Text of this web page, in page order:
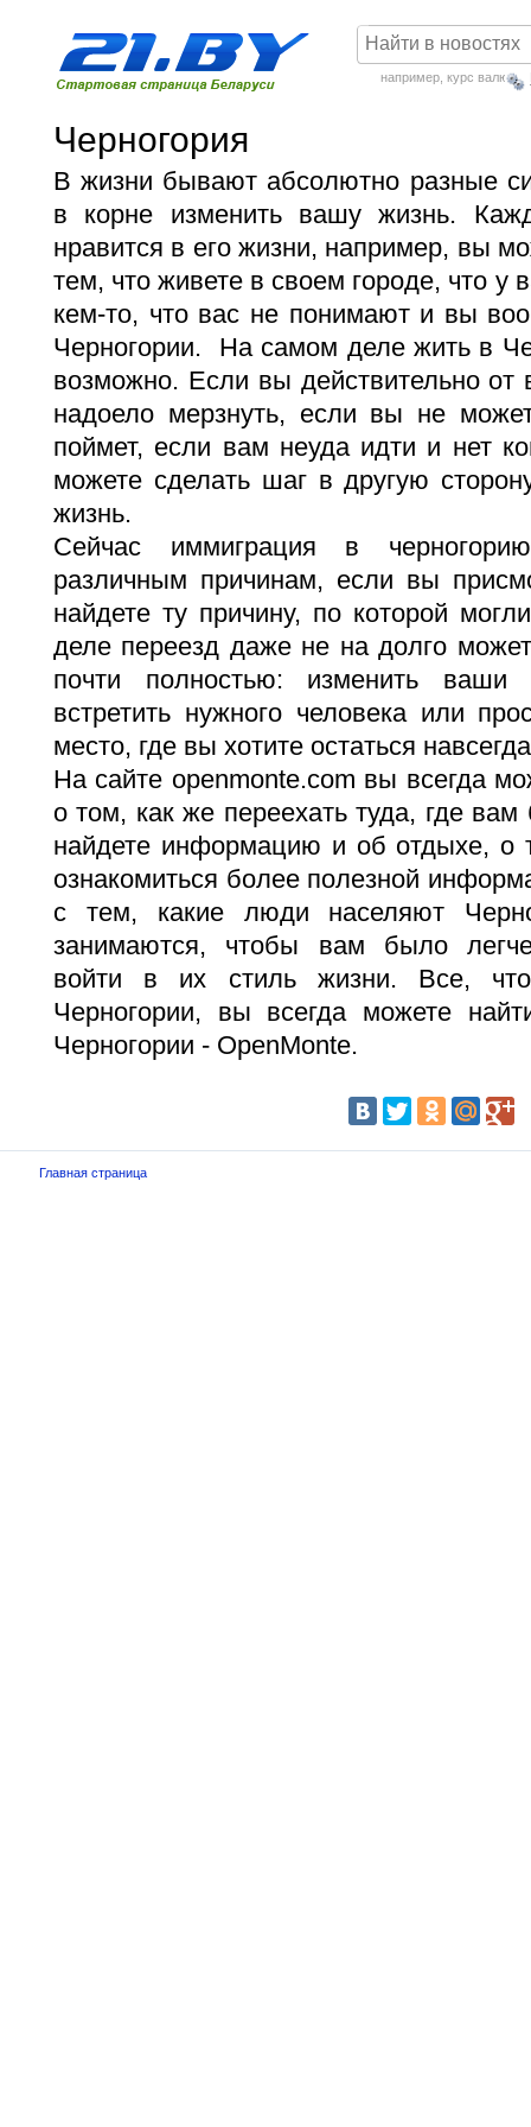
например, курс валют
Черногория
В жизни бывают абсолютно разные
в корне изменить вашу жизнь.
нравится в его жизни, например, вы
тем, что живете в своем городе, что у
кем-то, что вас не понимают и вы
Черногории. На самом деле жить в
возможно. Если вы действительно от
надоело мерзнуть, если вы не
поймет, если вам неуда идти и нет
можете сделать шаг в другую
жизнь.
Сейчас иммиграция в черногорию
различным причинам, если вы
найдете ту причину, по которой
деле переезд даже не на долго
почти полностью: изменить
встретить нужного человека или
место, где вы хотите остаться
На сайте openmonte.com вы всегда
о том, как же переехать туда, где
найдете информацию и об отдыхе, о
ознакомиться более полезной
с тем, какие люди населяют
занимаются, чтобы вам было
войти в их стиль жизни. Все,
Черногории, вы всегда можете
Черногории - OpenMonte.
Главная страница